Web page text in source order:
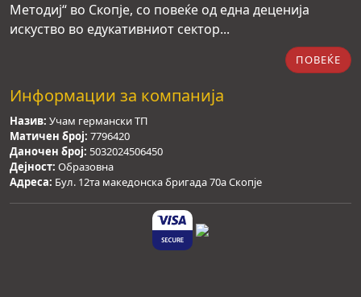
Методиј“ во Скопје, со повеќе од една деценија
искуство во едукативниот сектор...
ПОВЕЌЕ
Информации за компанија
Назив: Учам германски ТП
Матичен број: 7796420
Даночен број: 5032024506450
Дејност: Образовна
Адреса: Бул. 12та македонска бригада 70а Скопје